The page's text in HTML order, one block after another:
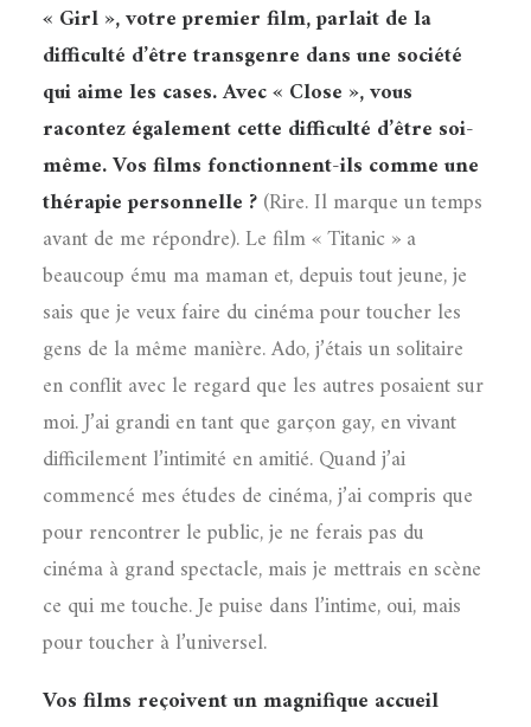
« Girl », votre premier film, parlait de la
difficulté d’être transgenre dans une société
qui aime les cases. Avec « Close », vous
racontez également cette difficulté d’être soi-
même. Vos films fonctionnent-ils comme une
thérapie personnelle ?(Rire. Il marque un temps
avant de me répondre). Le film « Titanic » a
beaucoup ému ma maman et, depuis tout jeune, je
sais que je veux faire du cinéma pour toucher les
gens de la même manière. Ado, j’étais un solitaire
en conflit avec le regard que les autres posaient sur
moi. J’ai grandi en tant que garçon gay, en vivant
difficilement l’intimité en amitié. Quand j’ai
commencé mes études de cinéma, j’ai compris que
pour rencontrer le public, je ne ferais pas du
cinéma à grand spectacle, mais je mettrais en scène
ce qui me touche. Je puise dans l’intime, oui, mais
pour toucher à l’universel.
Vos films reçoivent un magnifique accueil